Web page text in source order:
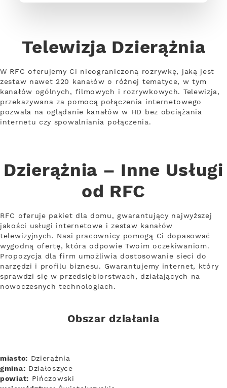
Telewizja Dzierążnia
W RFC oferujemy Ci nieograniczoną rozrywkę, jaką jest
zestaw nawet 220 kanałów o różnej tematyce, w tym
kanałów ogólnych, filmowych i rozrywkowych. Telewizja,
przekazywana za pomocą połączenia internetowego
pozwala na oglądanie kanałów w HD bez obciążania
internetu czy spowalniania połączenia.
Dzierążnia – Inne Usługi
od RFC
RFC oferuje pakiet dla domu, gwarantujący najwyższej
jakości usługi internetowe i zestaw kanałów
telewizyjnych. Nasi pracownicy pomogą Ci dopasować
wygodną ofertę, która odpowie Twoim oczekiwaniom.
Propozycja dla firm umożliwia dostosowanie sieci do
narzędzi i profilu biznesu. Gwarantujemy internet, który
sprawdzi się w przedsiębiorstwach, działających na
nowoczesnych technologiach.
Obszar działania
miasto: Dzierążnia
gmina: Działoszyce
powiat: Pińczowski